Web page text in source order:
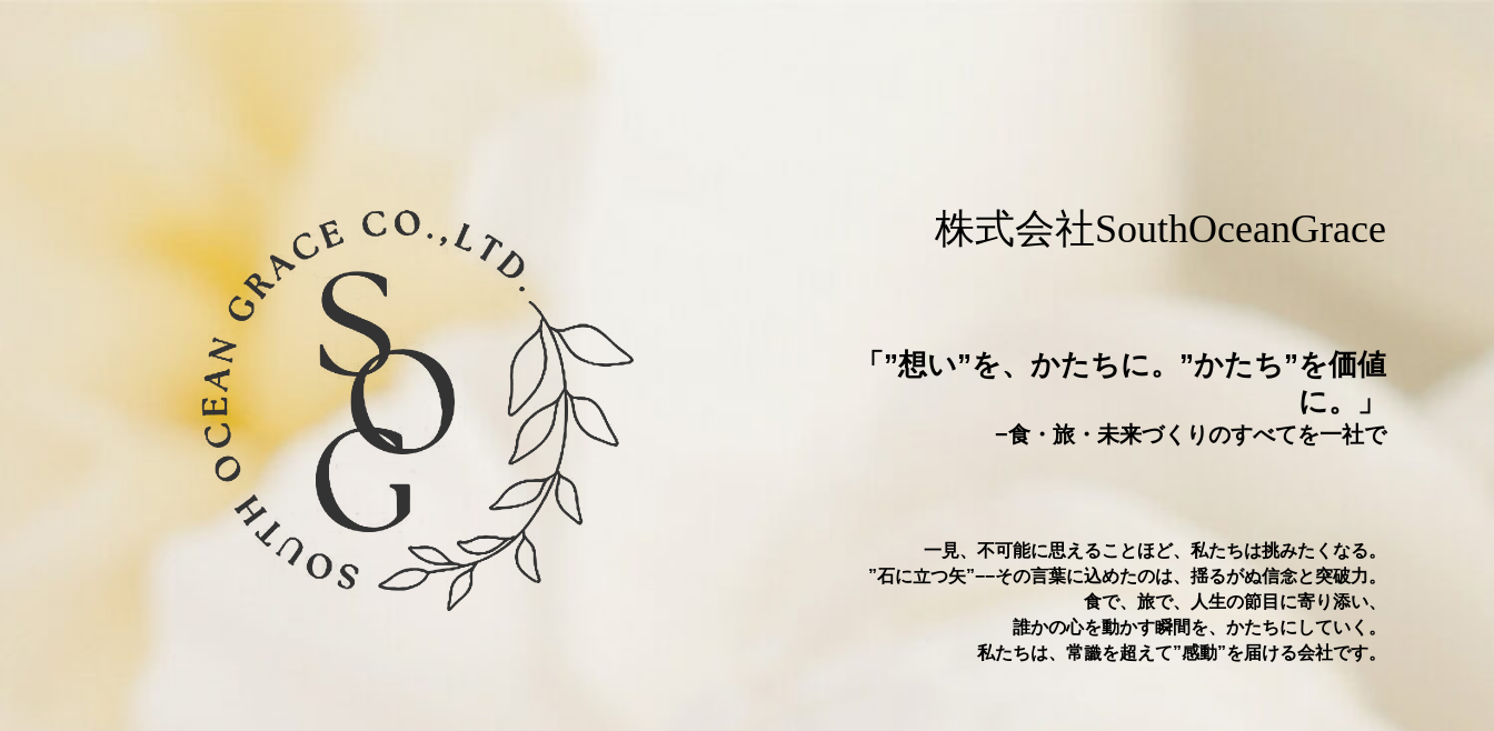
株式会社SouthOceanGrace
「”想い”を、かたちに。 ”かたち”を価値
に。」
−食・旅・未来づくりのすべてを⼀社で
⼀⾒、不可能に思えることほど、私たちは挑みたくなる。
”⽯に立つ⽮”−−その言葉に込めたのは、揺るがぬ信念と突破⼒。
食で、旅で、人⽣の節⽬に寄り添い、
誰かの心を動かす瞬間を、かたちにしていく。
私たちは、常識を超えて”感動”を届ける会社です。